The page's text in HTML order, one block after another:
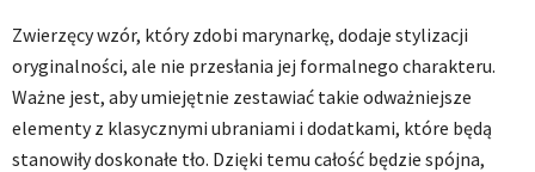
Zwierzęcy wzór, który zdobi marynarkę, dodaje stylizacji
oryginalności, ale nie przesłania jej formalnego charakteru.
Ważne jest, aby umiejętnie zestawiać takie odważniejsze
elementy z klasycznymi ubraniami i dodatkami, które będą
stanowiły doskonałe tło. Dzięki temu całość będzie spójna,